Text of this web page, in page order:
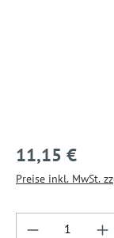
11,15 €
Preise inkl. MwSt.
Produkt